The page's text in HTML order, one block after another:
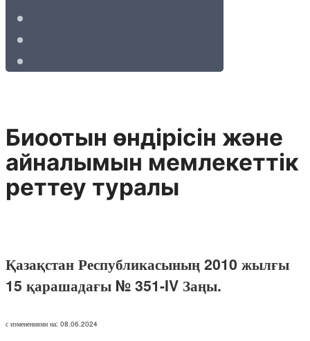
Биоотын өндірісін және
айналымын мемлекеттік
реттеу туралы
Қазақстан Республикасының 2010 жылғы
15 қарашадағы № 351-IV Заңы.
с изменениями на: 08.06.2024